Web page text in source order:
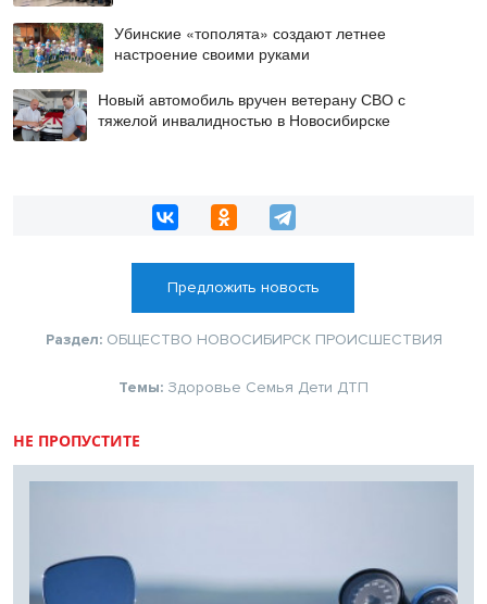
Убинские «тополята» создают летнее
настроение своими руками
Новый автомобиль вручен ветерану СВО с
тяжелой инвалидностью в Новосибирске
Предложить новость
Раздел: ОБЩЕСТВО НОВОСИБИРСК ПРОИСШЕСТВИЯ
Темы: Здоровье Семья Дети ДТП
НЕ ПРОПУСТИТЕ